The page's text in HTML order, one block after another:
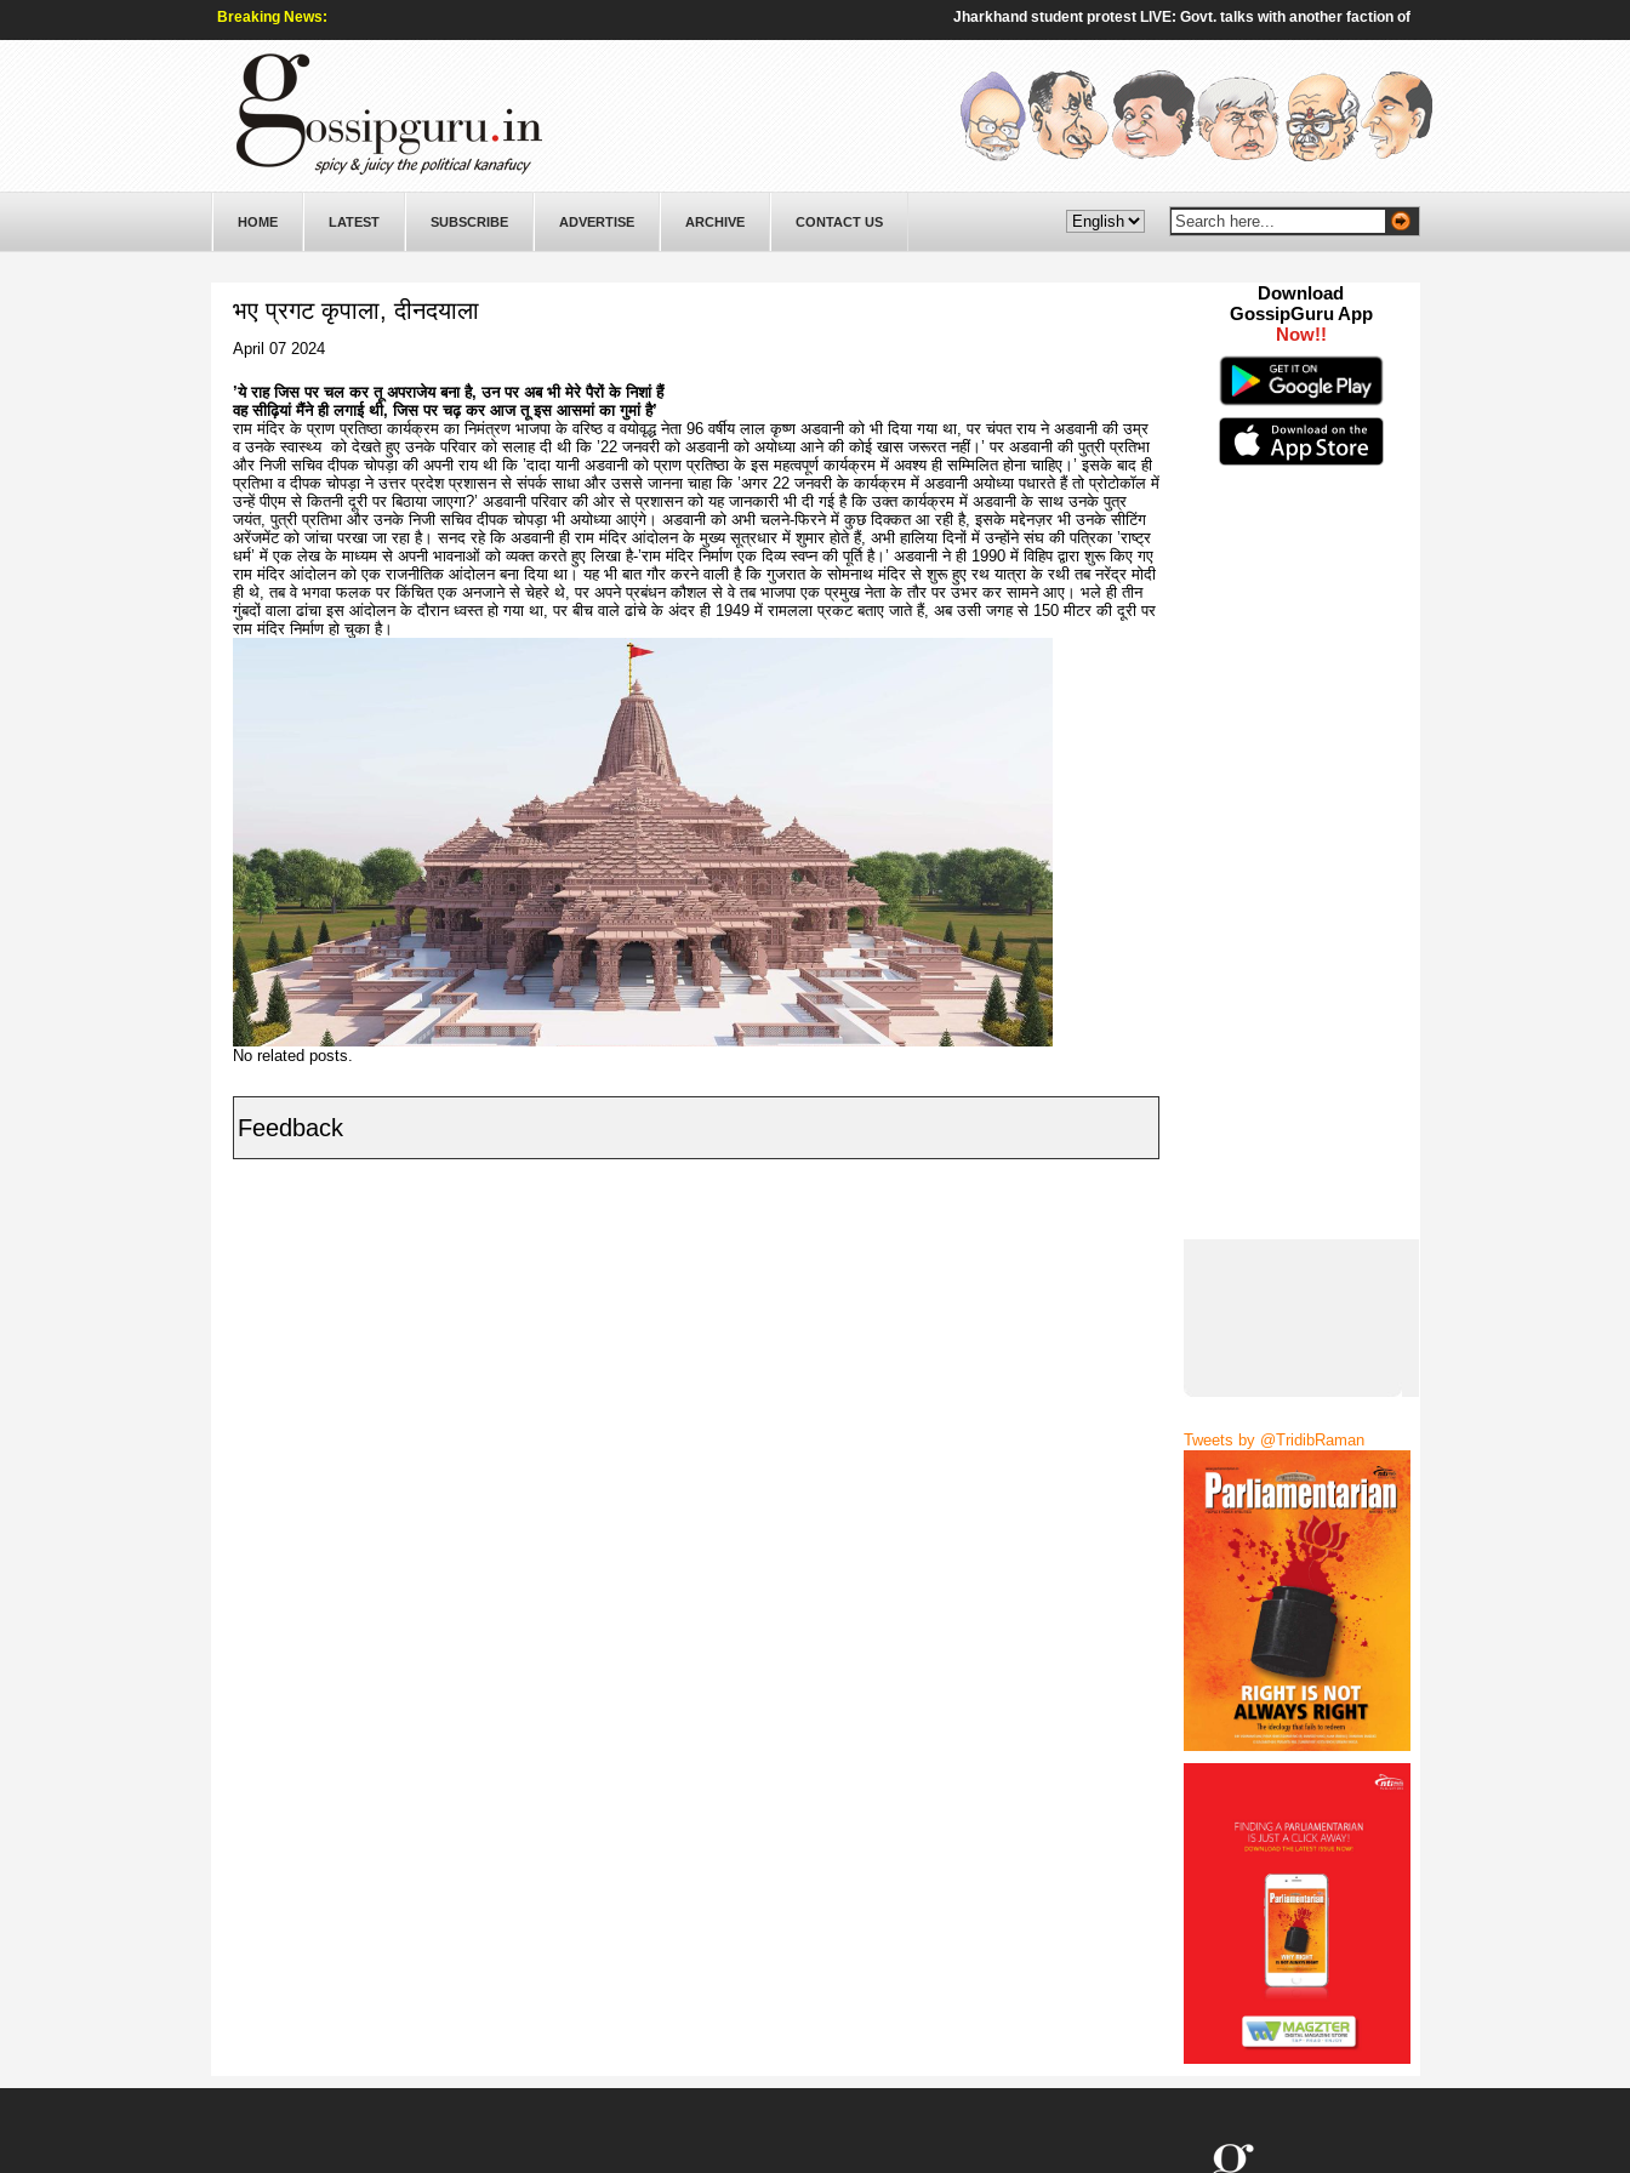
Breaking News: Jharkhand student protest LIVE: Govt. talks with another faction of protestors end without
HOME LATEST SUBSCRIBE ADVERTISE ARCHIVE CONTACT US
भए प्रगट कृपाला, दीनदयाला
April 07 2024
’ये राह जिस पर चल कर तू अपराजेय बना है,उन पर अब भी मेरे पैरों के निशां हैं
वह सीढ़ियां मैंने ही लगाई थी,जिस पर चढ़ कर आज तू इस आसमां का गुमां है’
राम मंदिर के प्राण प्रतिष्ठा कार्यक्रम का निमंत्रण भाजपा के वरिष्ठ व वयोवृद्ध नेता 96 वर्षीय लाल कृष्ण अडवानी को भी दिया गया था, पर चंपत राय ने अडवानी की उम्र
व उनके स्वास्थ्य को देखते हुए उनके परिवार को सलाह दी थी कि ’22 जनवरी को अडवानी को अयोध्या आने की कोई खास जरूरत नहीं।’ पर अडवानी की पुत्री प्रतिभा
और निजी सचिव दीपक चोपड़ा की अपनी राय थी कि ’दादा यानी अडवानी को प्राण प्रतिष्ठा के इस महत्वपूर्ण कार्यक्रम में अवश्य ही सम्मिलित होना चाहिए।’ इसके बाद ही
प्रतिभा व दीपक चोपड़ा ने उत्तर प्रदेश प्रशासन से संपर्क साधा और उससे जानना चाहा कि ’अगर 22 जनवरी के कार्यक्रम में अडवानी अयोध्या पधारते हैं तो प्रोटोकॉल में
उन्हें पीएम से कितनी दूरी पर बिठाया जाएगा?’ अडवानी परिवार की ओर से प्रशासन को यह जानकारी भी दी गई है कि उक्त कार्यक्रम में अडवानी के साथ उनके पुत्र
जयंत, पुत्री प्रतिभा और उनके निजी सचिव दीपक चोपड़ा भी अयोध्या आएंगे। अडवानी को अभी चलने-फिरने में कुछ दिक्कत आ रही है, इसके मद्देनज़र भी उनके सीटिंग
अरेंजमेंट को जांचा परखा जा रहा है। सनद रहे कि अडवानी ही राम मंदिर आंदोलन के मुख्य सूत्रधार में शुमार होते हैं, अभी हालिया दिनों में उन्होंने संघ की पत्रिका ’राष्ट्र
धर्म’ में एक लेख के माध्यम से अपनी भावनाओं को व्यक्त करते हुए लिखा है-’राम मंदिर निर्माण एक दिव्य स्वप्न की पूर्ति है।’ अडवानी ने ही 1990 में विहिप द्वारा शुरू किए गए
राम मंदिर आंदोलन को एक राजनीतिक आंदोलन बना दिया था। यह भी बात गौर करने वाली है कि गुजरात के सोमनाथ मंदिर से शुरू हुए रथ यात्रा के रथी तब नरेंद्र मोदी
ही थे, तब वे भगवा फलक पर किंचित एक अनजाने से चेहरे थे, पर अपने प्रबंधन कौशल से वे तब भाजपा एक प्रमुख नेता के तौर पर उभर कर सामने आए। भले ही तीन
गुंबदों वाला ढांचा इस आंदोलन के दौरान ध्वस्त हो गया था, पर बीच वाले ढांचे के अंदर ही 1949 में रामलला प्रकट बताए जाते हैं, अब उसी जगह से 150 मीटर की दूरी पर
राम मंदिर निर्माण हो चुका है।
No related posts.
Feedback
Download
GossipGuru App
Now!!
Tweets by @TridibRaman